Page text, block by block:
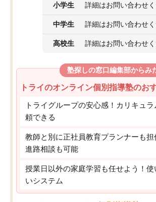
小学生 詳細はお問い合わせ
中学生 詳細はお問い合わせ
高校生 詳細はお問い合わせ
塾探しの窓口編集部からみ
トライのオンライン個別指導塾のお
トライグループの安心感！カリキュ
頼できる
教師と別に正社員教育プランナーも担
進路相談も可能
授業日以外の家庭学習も任せよう！使
いシステム